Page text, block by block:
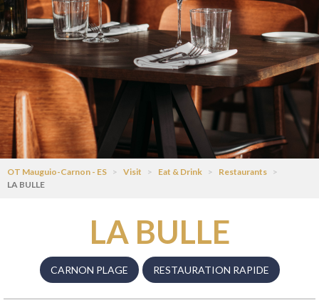
OT Mauguio-Carnon - ES > Visit > Eat & Drink > Restaurants >
LA BULLE
LA BULLE
CARNON PLAGE RESTAURATION RAPIDE